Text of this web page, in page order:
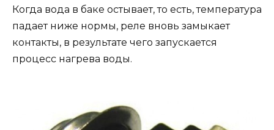
Когда вода в баке остывает, то есть, температура
падает ниже нормы, реле вновь замыкает
контакты, в результате чего запускается
процесс нагрева воды.